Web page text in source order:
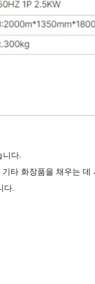
다.
타 화장품을 채우는 데
다.